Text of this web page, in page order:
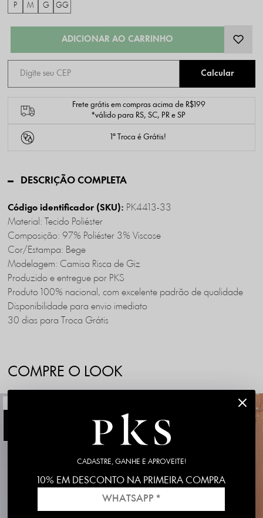
P M G GG
Frete grátis em compras acima de R$199
*válido para RS, SC, PR e SP
1ª Troca é Grátis!
DESCRIÇÃO COMPLETA
Código identificador (SKU): PK4413-33
Material: Tecido Poliéster
Composição: 97% Poliéster 3% Viscose
Cor/Estampa: Bege
Modelagem: Camisa Risca de Giz
Produzido e entregue por PKS
Produto 100% nacional, com excelente padrão de qualidade
Disponibilidade para envio imediato
30 dias para Troca Grátis
COMPRE O LOOK
CADASTRE, GANHE E APROVEITE!
10% EM DESCONTO NA PRIMEIRA COMPRA